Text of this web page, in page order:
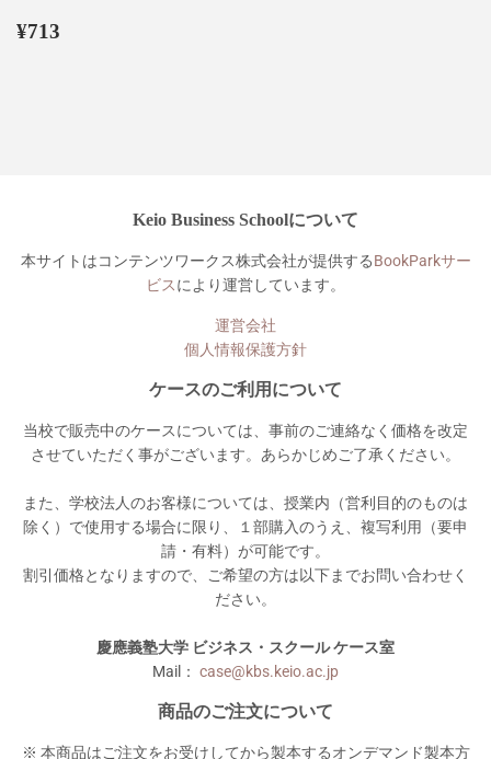
通
¥713
Keio Business Schoolについて
本サイトはコンテンツワークス株式会社が提供するBookParkサー
ビスにより運営しています。
運営会社
個人情報保護方針
ケースのご利用について
当校で販売中のケースについては、事前のご連絡なく価格を改定
させていただく事がございます。あらかじめご了承ください。
また、学校法人のお客様については、授業内（営利目的のものは
除く）で使用する場合に限り、１部購入のうえ、複写利用（要申
請・有料）が可能です。
割引価格となりますので、ご希望の方は以下までお問い合わせく
ださい。
慶應義塾大学 ビジネス・スクール ケース室
Mail： case@kbs.keio.ac.jp
商品のご注文について
※ 本商品はご注文をお受けしてから製本するオンデマンド製本方